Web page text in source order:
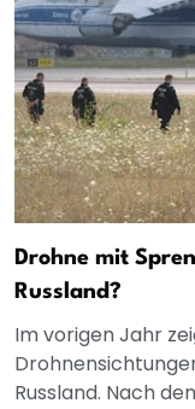
Drohne mit
Russland?
Im vorigen Jahr
Russland. Nach